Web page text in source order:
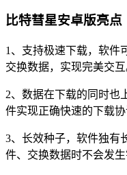
比特彗星安卓版亮点
1、支持极速下载，软件
交换数据，实现完美交互
2、数据在下载的同时也
件实现正确快速的下载协
3、长效种子，软件独有
件、交换数据时不会发生